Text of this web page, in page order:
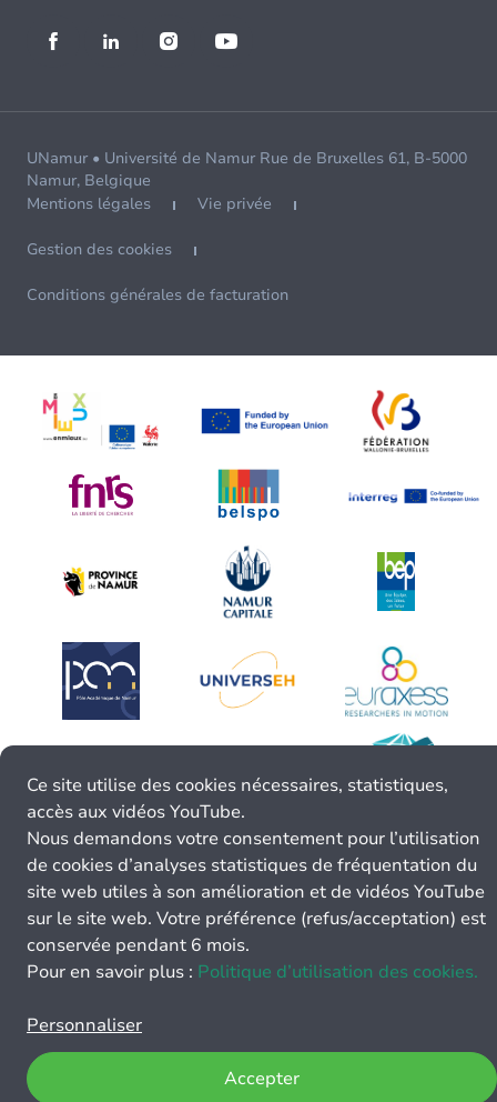
UNamur • Université de Namur Rue de Bruxelles 61, B-5000
Namur, Belgique
Mentions légales
Vie privée
Gestion des cookies
Conditions générales de facturation
Ce site utilise des cookies nécessaires, statistiques,
accès aux vidéos YouTube.
Nous demandons votre consentement pour l’utilisation
de cookies d’analyses statistiques de fréquentation du
site web utiles à son amélioration et de vidéos YouTube
sur le site web. Votre préférence (refus/acceptation) est
conservée pendant 6 mois.
Pour en savoir plus : Politique d’utilisation des cookies.
Personnaliser
Accepter